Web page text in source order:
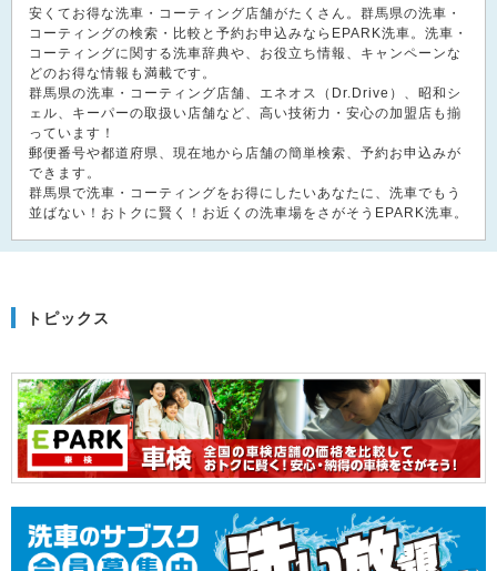
安くてお得な洗車・コーティング店舗がたくさん。群馬県の洗車・
コーティングの検索・比較と予約お申込みならEPARK洗車。洗車・
コーティングに関する洗車辞典や、お役立ち情報、キャンペーンな
どのお得な情報も満載です。
群馬県の洗車・コーティング店舗、エネオス（Dr.Drive）、昭和シ
ェル、キーパーの取扱い店舗など、高い技術力・安心の加盟店も揃
っています！
郵便番号や都道府県、現在地から店舗の簡単検索、予約お申込みが
できます。
群馬県で洗車・コーティングをお得にしたいあなたに、洗車でもう
並ばない！おトクに賢く！お近くの洗車場をさがそうEPARK洗車。
トピックス